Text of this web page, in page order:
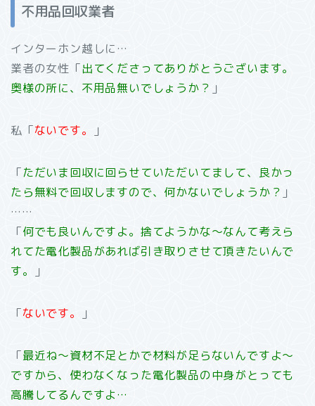
不用品回収業者
インターホン越しに…
業者の女性「出てくださってありがとうございます。
奥様の所に、不用品無いでしょうか？ 」
私「ないです。 」
「ただいま回収に回らせていただいてまして、良かっ
たら無料で回収しますので、何かないでしょうか？ 」
……
「何でも良いんですよ。捨てようかな～なんて考えら
れてた電化製品があれば引き取りさせて頂きたいんで
す。
」
「ないです。 」
「最近ね～資材不足とかで材料が足らないんですよ～
ですから、使わなくなった電化製品の中身がとっても
高騰してるんですよ…